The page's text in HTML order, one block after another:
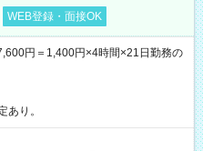
WEB登録・面接OK
円＝1,400円×4時間×21日勤務の
あり。